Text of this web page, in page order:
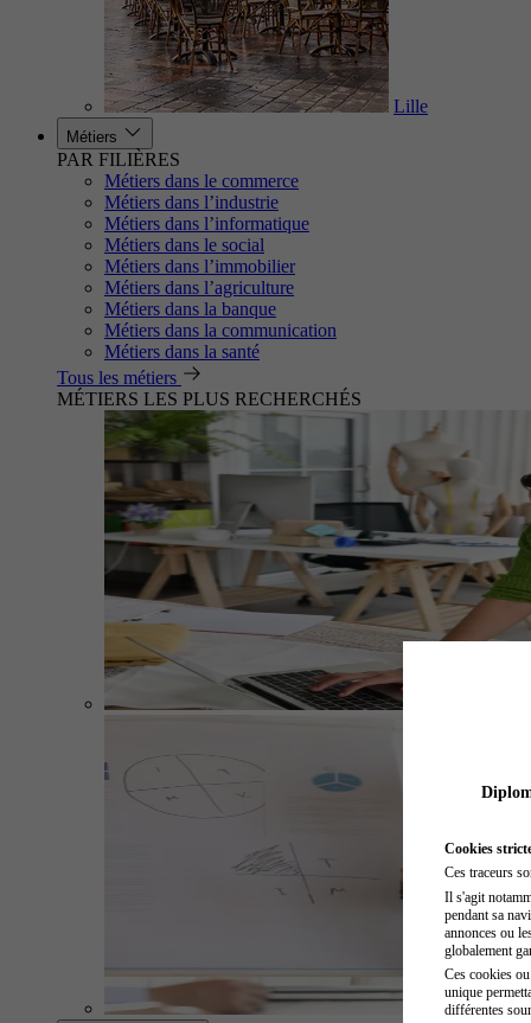
Lille
Métiers
PAR FILIÈRES
Métiers dans le commerce
Métiers dans l’industrie
Métiers dans l’informatique
Métiers dans le social
Métiers dans l’immobilier
Métiers dans l’agriculture
Métiers dans la banque
Métiers dans la communication
Métiers dans la santé
Tous les métiers
MÉTIERS LES PLUS RECHERCHÉS
Cookies
Ces traceurs
Il s'agit
pendant sa
annonces ou
globalement
Ces cookies
unique
différentes